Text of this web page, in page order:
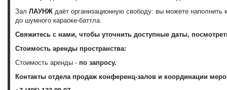
Зал ЛАУНЖ даёт организационную свободу: вы можете
до шумного караоке-баттла.
Свяжитесь с нами, чтобы уточнить доступные даты,
Стоимость аренды пространства:
Стоимость аренды - по запросу.
Контакты отдела продаж конференц-залов и координации